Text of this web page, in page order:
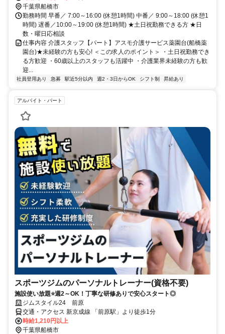
千葉県船橋市
勤務時間 早番／ 7:00～16:00 (休憩1時間) 中番／ 9:00～18:00 (休憩1
時間) 遅番／10:00～19:00 (休憩1時間) ★土日祝勤務できる方 ★日
数・曜日応相談
仕事内容 介護スタッフ【パート】アスモ介護サービス薬園台(船橋薬
園台)★未経験の方も安心! ＜この求人のポイント＞ ・土日祝勤務でき
る方歓迎 ・60歳以上のスタッフも活躍中 ・介護業界未経験の方も歓
迎...
社員登用あり 急募 駅近5分以内 週2・3日からOK シフト制 昇給あり
アルバイト・パート
スポーツジムのパーソナルトレーナー(資格不要)
施設使い放題⭐週2～OK！丁寧な研修ありで安心スタート◎
ジムスタイル24 前原
交通・アクセス 新京成線 「前原駅」より徒歩1分
時給1,210円以上
千葉県船橋市